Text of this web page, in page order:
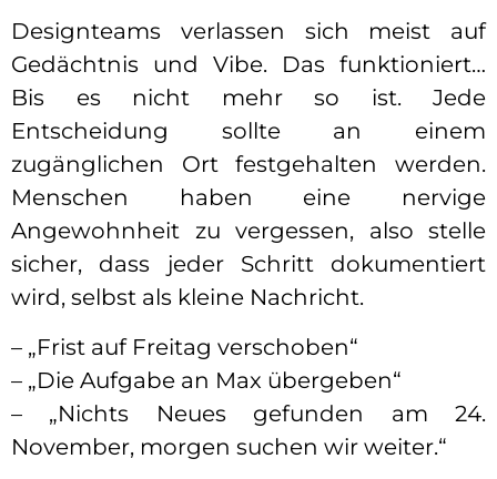
Designteams verlassen sich meist auf
Gedächtnis und Vibe. Das funktioniert…
Bis es nicht mehr so ist. Jede
Entscheidung sollte an einem
zugänglichen Ort festgehalten werden.
Menschen haben eine nervige
Angewohnheit zu vergessen, also stelle
sicher, dass jeder Schritt dokumentiert
wird, selbst als kleine Nachricht.
– „Frist auf Freitag verschoben“
– „Die Aufgabe an Max übergeben“
– „Nichts Neues gefunden am 24.
November, morgen suchen wir weiter.“